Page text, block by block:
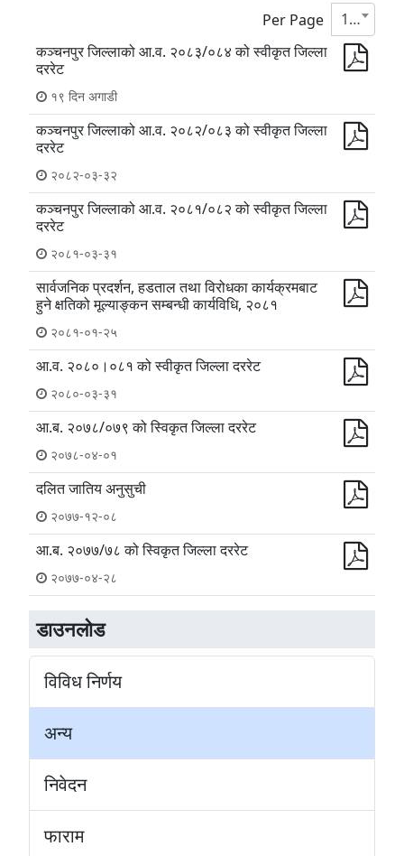
डाउनलाेड
विविध निर्णय
अन्य
निवेदन
फाराम
Per Page
10
कञ्चनपुर जिल्लाको आ.व. २०८३/०८४ को स्वीकृत जिल्ला
दररेट
१९ दिन अगाडी
कञ्चनपुर जिल्लाको आ.व. २०८२/०८३ को स्वीकृत जिल्ला
दररेट
२०८२-०३-३२
कञ्चनपुर जिल्लाको आ.व. २०८१/०८२ को स्वीकृत जिल्ला
दररेट
२०८१-०३-३१
सार्वजनिक प्रदर्शन, हडताल तथा विरोधका कार्यक्रमबाट
हुने क्षतिको मूल्याङ्कन सम्बन्धी कार्यविधि, २०८१
२०८१-०१-२५
आ.व. २०८०।०८१ को स्वीकृत जिल्ला दररेट
२०८०-०३-३१
आ.ब. २०७८/०७९ को स्विकृत जिल्ला दररेट
२०७८-०४-०१
दलित जातिय अनुसुची
२०७७-१२-०८
आ.ब. २०७७/७८ को स्विकृत जिल्ला दररेट
२०७७-०४-२८